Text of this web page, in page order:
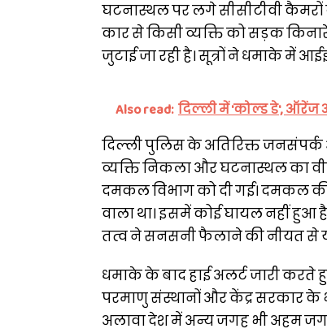
घटनास्थल पर लगे सीसीटीवी
कार से किसी व्यक्ति को सड़क
जुटाई जा रही है। सूत्रों ने धमाके में
Also read: दिल्ली में 'कोल्ड डे', ऑरेंज
दिल्ली पुलिस के अतिरिक्त जनसंपर्क
व्यक्ति निकला और घटनास्थल का
दमकल विभाग को दी गई। दमकल की
वाला था। इसमें कोई घायल नहीं हुआ
तत्व ने सनसनी फैलाने की नीयत से
धमाके के बाद हाई अलर्ट जारी करते
परमाणु संस्थानों और केंद्र सरकार के
अलावा देश में अन्य जगह भी अहम